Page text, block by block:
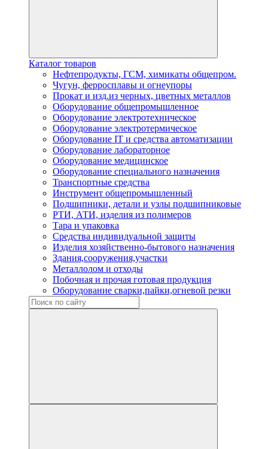
Каталог товаров
Нефтепродукты, ГСМ, химикаты общепром.
Чугун, ферросплавы и огнеупоры
Прокат и изд.из черных, цветных металлов
Оборудование общепромышленное
Оборудование электротехническое
Оборудование электротермическое
Оборудование IT и средства автоматизации
Оборудование лабораторное
Оборудование медицинское
Оборудование специального назначения
Транспортные средства
Инструмент общепромышленный
Подшипники, детали и узлы подшипниковые
РТИ, АТИ, изделия из полимеров
Тара и упаковка
Средства индивидуальной защиты
Изделия хозяйственно-бытового назначения
Здания,сооружения,участки
Металлолом и отходы
Побочная и прочая готовая продукция
Оборудование сварки,пайки,огневой резки